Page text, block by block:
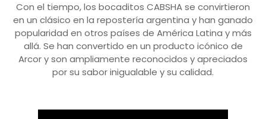
Con el tiempo, los bocaditos CABSHA se convirtieron
en un clásico en la repostería argentina y han ganado
popularidad en otros países de América Latina y más
allá. Se han convertido en un producto icónico de
Arcor y son ampliamente reconocidos y apreciados
por su sabor inigualable y su calidad.